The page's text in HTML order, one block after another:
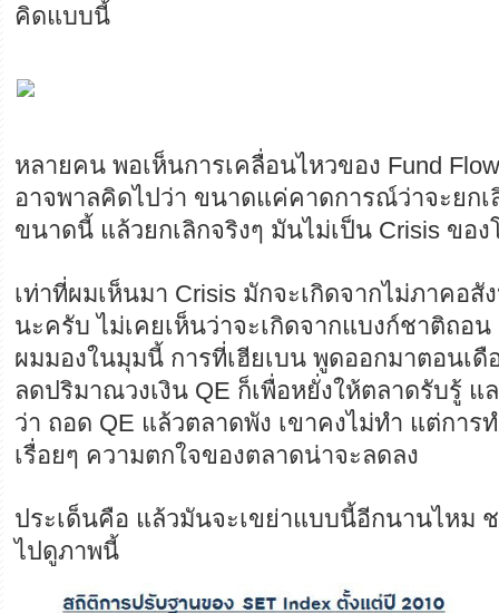
คิดแบบนี้
หลายคน พอเห็นการเคลื่อนไหวของ Fund
อาจพาลคิดไปว่า ขนาดแค่คาดการณ์ว่าจะยกเ
ขนาดนี้ แล้วยกเลิกจริงๆ มันไม่เป็น Crisis ของ
เท่าที่ผมเห็นมา Crisis มักจะเกิดจากไม่ภาคอสั
นะครับ ไม่เคยเห็นว่าจะเกิดจากแบงก์ชาติถอน
ผมมองในมุมนี้ การที่เฮียเบน พูดออกมาตอนเ
ลดปริมาณวงเงิน QE ก็เพื่อหยั่งให้ตลาดรับรู้ แ
ว่า ถอด QE แล้วตลาดพัง เขาคงไม่ทำ แต่การ
เรื่อยๆ ความตกใจของตลาดน่าจะลดลง
ประเด็นคือ แล้วมันจะเขย่าแบบนี้อีกนานไหม
ไปดูภาพนี้